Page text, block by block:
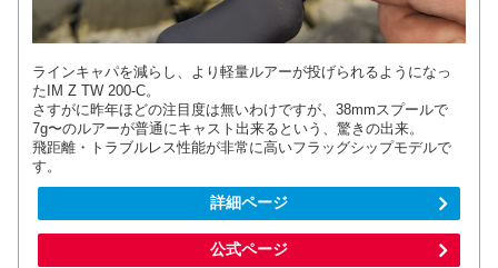
ラインキャパを減らし、より軽量ルアーが投げられるようになっ
たIM Z TW 200-C。
さすがに昨年ほどの注目度は無いわけですが、38mmスプールで
7g〜のルアーが普通にキャスト出来るという、驚きの出来。
飛距離・トラブルレス性能が非常に高いフラッグシップモデルで
す。
詳細ページ
公式ページ